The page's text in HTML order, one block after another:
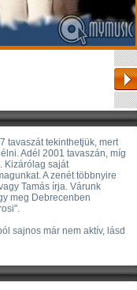
tavaszát tekinthetjük, mert
Adél 2001 tavaszán, míg
Kizárólag saját
A zenét többnyire
Tamás írja. Várunk
meg Debrecenben
sajnos már nem aktív, lásd